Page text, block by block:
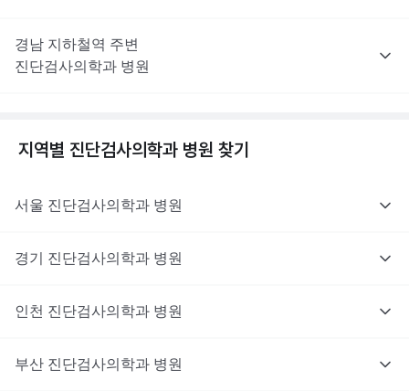
경남 지하철역 주변
진단검사의학과 병원
지역별 진단검사의학과 병원 찾기
서울 진단검사의학과 병원
경기 진단검사의학과 병원
인천 진단검사의학과 병원
부산 진단검사의학과 병원